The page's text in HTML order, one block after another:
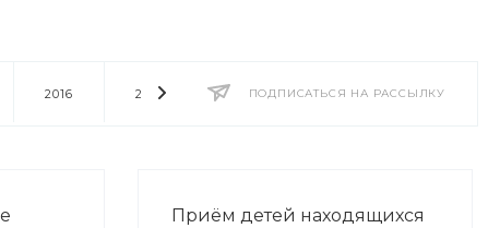
ПОДПИСАТЬСЯ НА РАССЫЛКУ
2016 2014 2013 2012 2011
Приём детей находящихся